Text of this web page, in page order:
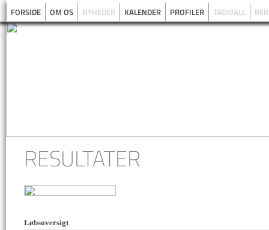
FORSIDE OM OS NYHEDER KALENDER PROFILER TAGWALL
RESULTATER
Løbsoversigt